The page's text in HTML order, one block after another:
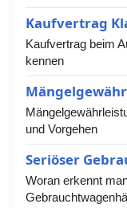
Kaufvertrag
Kaufvertrag beim
kennen
und Vorgehen
Seriöser
Woran erkennt